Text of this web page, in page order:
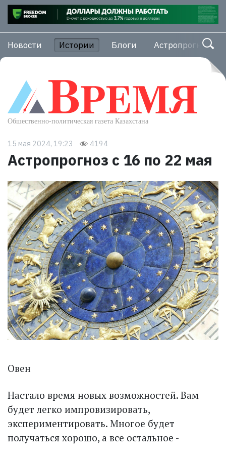
Новости Истории Блоги Астропрогноз
15 мая 2024, 19:23 4194
Астропрогноз с 16 по 22 мая
Овен
Настало время новых возможностей. Вам
будет легко импровизировать,
экспериментировать. Многое будет
получаться хорошо, а все остальное -